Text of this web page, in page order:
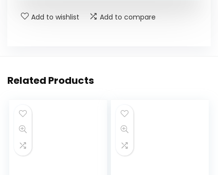
Add to wishlist Add to compare
Related Products